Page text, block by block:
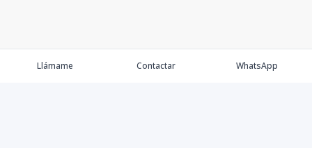
Llámame Contactar WhatsApp